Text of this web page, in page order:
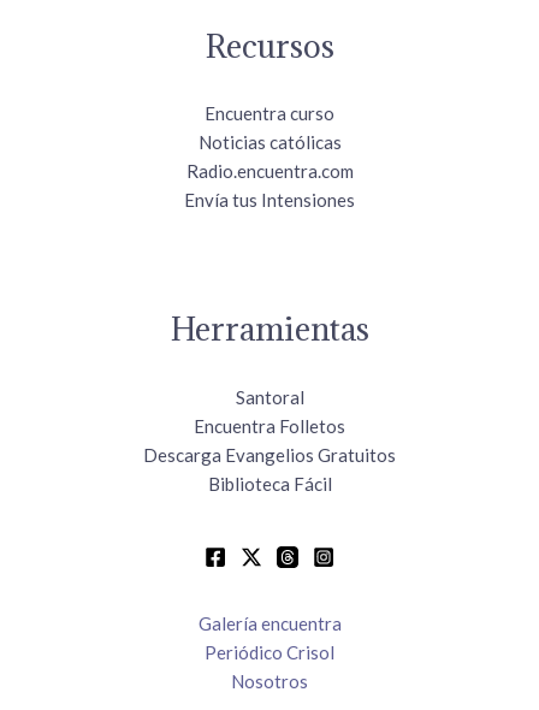
Recursos
Encuentra curso
Noticias católicas
Radio.encuentra.com
Envía tus Intensiones
Herramientas
Santoral
Encuentra Folletos
Descarga Evangelios Gratuitos
Biblioteca Fácil
Galería encuentra
Periódico Crisol
Nosotros